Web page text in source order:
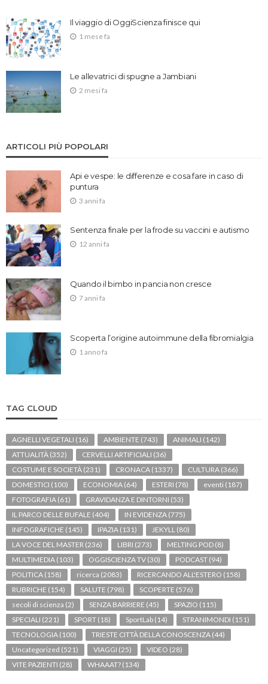
Il viaggio di OggiScienza finisce qui
1 mese fa
Le allevatrici di spugne a Jambiani
2 mesi fa
ARTICOLI PIÙ POPOLARI
Api e vespe: le differenze e cosa fare in caso di
puntura
3 anni fa
Sentenza finale per la frode su vaccini e autismo
12 anni fa
Quando il bimbo in pancia non cresce
7 anni fa
Scoperta l’origine autoimmune della fibromialgia
1 anno fa
TAG CLOUD
AGNELLI VEGETALI (16) AMBIENTE (743) ANIMALI (142)
ATTUALITÀ (352) CERVELLI ARTIFICIALI (36)
COSTUME E SOCIETÀ (231) CRONACA (1337) CULTURA (366)
DOMESTICI (100) ECONOMIA (64) ESTERI (78) eventi (187)
FOTOGRAFIA (61) GRAVIDANZA E DINTORNI (53)
IL PARCO DELLE BUFALE (404) IN EVIDENZA (775)
INFOGRAFICHE (145) IPAZIA (131) JEKYLL (80)
LA VOCE DEL MASTER (236) LIBRI (273) MELTING POD (8)
MULTIMEDIA (103) OGGISCIENZA TV (30) PODCAST (94)
POLITICA (158) ricerca (2083) RICERCANDO ALL'ESTERO (158)
RUBRICHE (154) SALUTE (798) SCOPERTE (576)
secoli di scienza (2) SENZA BARRIERE (45) SPAZIO (115)
SPECIALI (221) SPORT (18) SportLab (14) STRANIMONDI (151)
TECNOLOGIA (100) TRIESTE CITTÀ DELLA CONOSCENZA (44)
Uncategorized (521) VIAGGI (25) VIDEO (28)
VITE PAZIENTI (28) WHAAAT? (134)